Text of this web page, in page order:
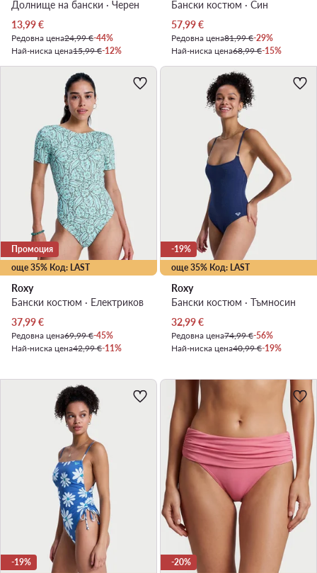
Долнище на бански · Черен
Актуална цена
13,99€
Редовна цена24,99 €-44%
Най-ниска цена15,99 €-12%
Бански костюм · Син
Актуална цена
57,99€
Редовна цена81,99 €-29%
Най-ниска цена68,99 €-15%
още 35% Код: LAST
Промоция
Roxy
Бански костюм · Електриков
Актуална цена
37,99€
Редовна цена69,99 €-45%
Най-ниска цена42,99 €-11%
още 35% Код: LAST
-19%
Roxy
Бански костюм · Тъмносин
Актуална цена
32,99€
Редовна цена74,99 €-56%
Най-ниска цена40,99 €-19%
-19% -20%